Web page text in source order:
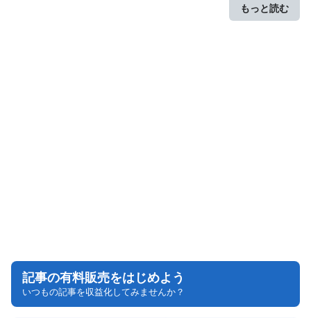
もっと読む
記事の有料販売をはじめよう
いつもの記事を収益化してみませんか？